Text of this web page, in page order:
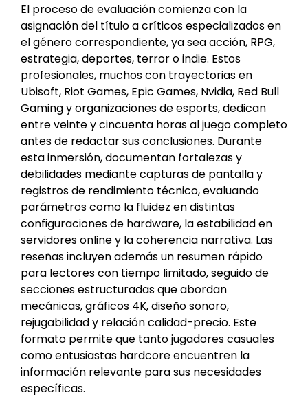
El proceso de evaluación comienza con la
asignación del título a críticos especializados en
el género correspondiente, ya sea acción, RPG,
estrategia, deportes, terror o indie. Estos
profesionales, muchos con trayectorias en
Ubisoft, Riot Games, Epic Games, Nvidia, Red Bull
Gaming y organizaciones de esports, dedican
entre veinte y cincuenta horas al juego completo
antes de redactar sus conclusiones. Durante
esta inmersión, documentan fortalezas y
debilidades mediante capturas de pantalla y
registros de rendimiento técnico, evaluando
parámetros como la fluidez en distintas
configuraciones de hardware, la estabilidad en
servidores online y la coherencia narrativa. Las
reseñas incluyen además un resumen rápido
para lectores con tiempo limitado, seguido de
secciones estructuradas que abordan
mecánicas, gráficos 4K, diseño sonoro,
rejugabilidad y relación calidad-precio. Este
formato permite que tanto jugadores casuales
como entusiastas hardcore encuentren la
información relevante para sus necesidades
específicas.